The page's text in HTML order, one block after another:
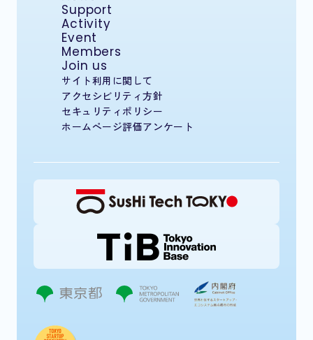
Support
Activity
Event
Members
Join us
サイト利用に関して
アクセシビリティ方針
セキュリティポリシー
ホームページ評価アンケート